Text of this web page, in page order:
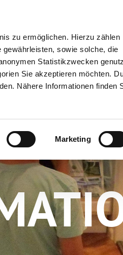
zu ermöglichen. Hierzu zählen
sowie solche, die
Statistikzwecken
Sie akzeptieren möchten.
Nähere Informationen finden
Marketing